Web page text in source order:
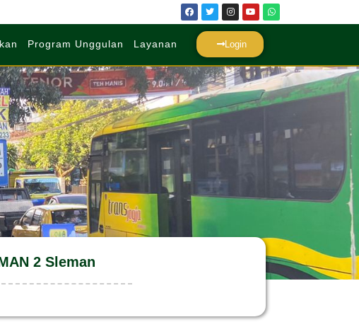
Program Unggulan Layanan Login
2 Sleman